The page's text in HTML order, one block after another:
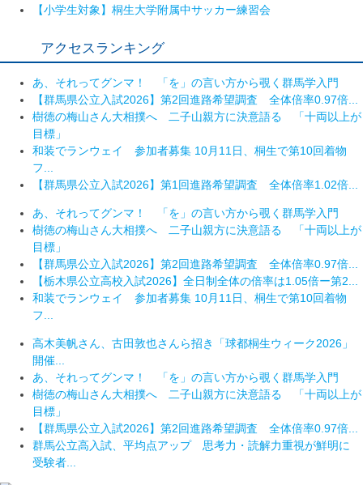
【小学生対象】桐生大学附属中サッカー練習会
アクセスランキング
あ、それってグンマ！ 「を」の言い方から覗く群馬学入門
【群馬県公立入試2026】第2回進路希望調査 全体倍率0.97倍...
樹徳の梅山さん大相撲へ 二子山親方に決意語る 「十両以上が
目標」
和装でランウェイ 参加者募集 10月11日、桐生で第10回着物
フ...
【群馬県公立入試2026】第1回進路希望調査 全体倍率1.02倍...
あ、それってグンマ！ 「を」の言い方から覗く群馬学入門
樹徳の梅山さん大相撲へ 二子山親方に決意語る 「十両以上が
目標」
【群馬県公立入試2026】第2回進路希望調査 全体倍率0.97倍...
【栃木県公立高校入試2026】全日制全体の倍率は1.05倍ー第2...
和装でランウェイ 参加者募集 10月11日、桐生で第10回着物
フ...
高木美帆さん、古田敦也さんら招き「球都桐生ウィーク2026」
開催...
あ、それってグンマ！ 「を」の言い方から覗く群馬学入門
樹徳の梅山さん大相撲へ 二子山親方に決意語る 「十両以上が
目標」
【群馬県公立入試2026】第2回進路希望調査 全体倍率0.97倍...
群馬公立高入試、平均点アップ 思考力・読解力重視が鮮明に
受験者...